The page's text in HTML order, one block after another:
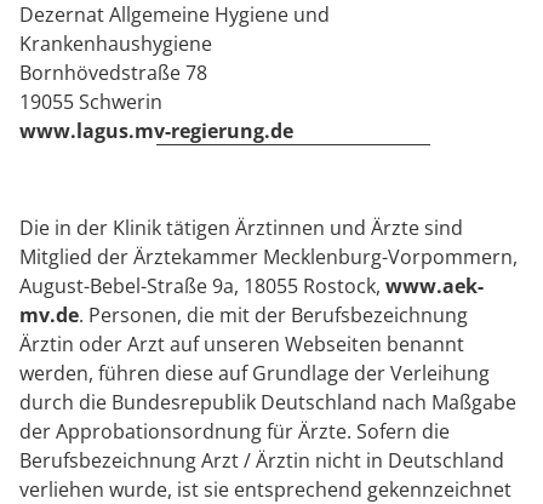
Dezernat Allgemeine Hygiene und
Krankenhaushygiene
Bornhövedstraße 78
19055 Schwerin
www.lagus.mv-regierung.de
Die in der Klinik tätigen Ärztinnen und Ärzte sind
Mitglied der Ärztekammer Mecklenburg-Vorpommern,
August-Bebel-Straße 9a, 18055 Rostock, www.aek-
mv.de. Personen, die mit der Berufsbezeichnung
Ärztin oder Arzt auf unseren Webseiten benannt
werden, führen diese auf Grundlage der Verleihung
durch die Bundesrepublik Deutschland nach Maßgabe
der Approbationsordnung für Ärzte. Sofern die
Berufsbezeichnung Arzt / Ärztin nicht in Deutschland
verliehen wurde, ist sie entsprechend gekennzeichnet